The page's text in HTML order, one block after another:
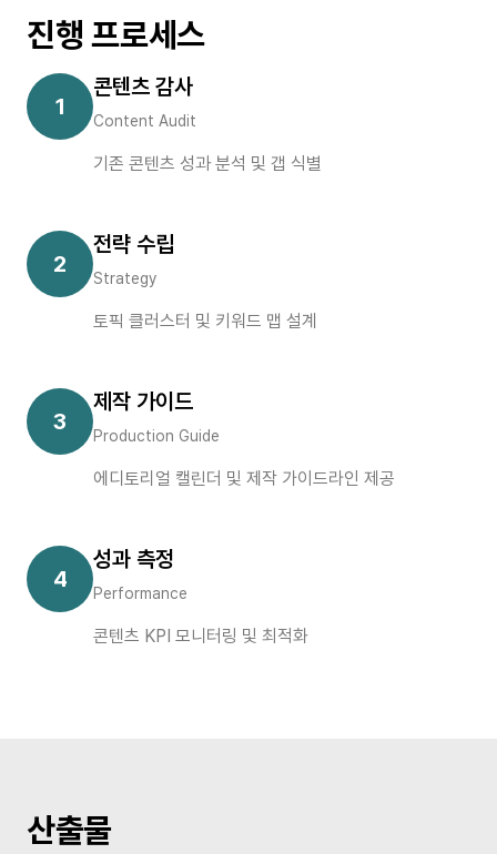
진행 프로세스
1
콘텐츠 감사
Content Audit
기존 콘텐츠 성과 분석 및 갭 식별
2
전략 수립
Strategy
토픽 클러스터 및 키워드 맵 설계
3
제작 가이드
Production Guide
에디토리얼 캘린더 및 제작 가이드라인 제공
4
성과 측정
Performance
콘텐츠 KPI 모니터링 및 최적화
산출물